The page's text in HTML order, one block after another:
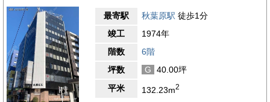
最寄駅 秋葉原駅 徒歩1分
竣工
1974年
階数
6階
坪数
G
40.00坪
平米
132.23m2